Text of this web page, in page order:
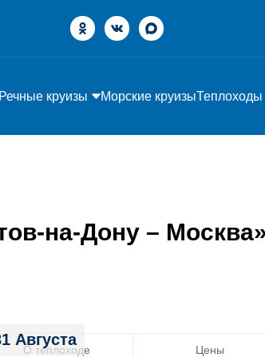
Речные круизы Морские круизыТеплоходы
на-Дону –
Августа
О теплоходе Цены